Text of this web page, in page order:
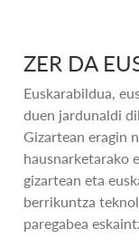
ZER DA
Euskarabildua,
duen jardunaldi
Gizartean eragin
hausnarketarako
gizartean eta
berrikuntza
paregabea